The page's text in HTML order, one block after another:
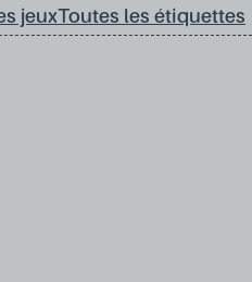
jeuxToutes les étiquettes